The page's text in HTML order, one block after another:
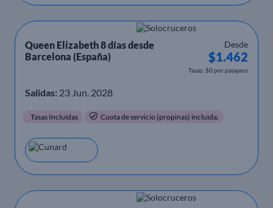
Queen Elizabeth 8 días desde
Barcelona (España)
Desde
$1.462
Tasas: $0 por pasajero
Salidas: 23 Jun. 2028
Tasas Incluidas Cuota de servicio (propinas) incluida.